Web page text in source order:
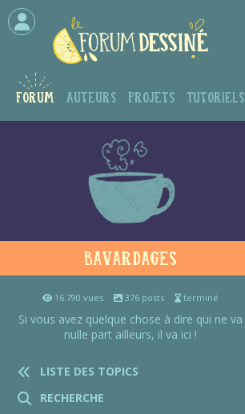
Forum Auteurs Projets Tutoriels
Bavardages
16.790 vues 376 posts terminé
Si vous avez quelque chose à dire qui ne va
nulle part ailleurs, il va ici !
LISTE DES TOPICS
RECHERCHE